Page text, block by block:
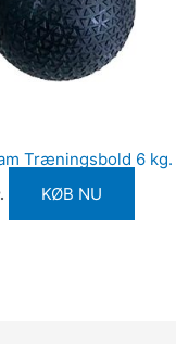
Træningsbold 6 kg.
KØB NU